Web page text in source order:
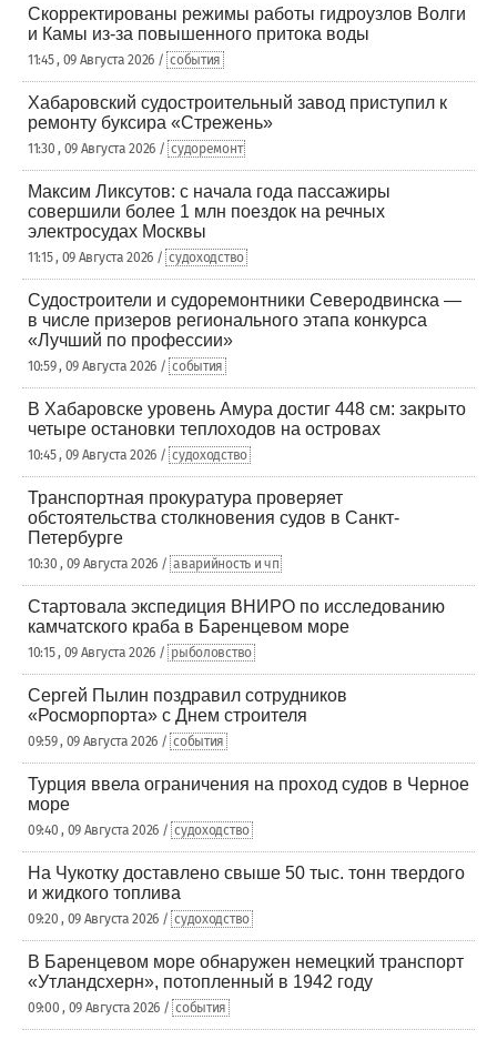
Скорректированы режимы работы гидроузлов Волги
и Камы из-за повышенного притока воды
11:45 , 09 Августа 2026 / события
Хабаровский судостроительный завод приступил к
ремонту буксира «Стрежень»
11:30 , 09 Августа 2026 / судоремонт
Максим Ликсутов: с начала года пассажиры
совершили более 1 млн поездок на речных
электросудах Москвы
11:15 , 09 Августа 2026 / судоходство
Судостроители и судоремонтники Северодвинска —
в числе призеров регионального этапа конкурса
«Лучший по профессии»
10:59 , 09 Августа 2026 / события
В Хабаровске уровень Амура достиг 448 см: закрыто
четыре остановки теплоходов на островах
10:45 , 09 Августа 2026 / судоходство
Транспортная прокуратура проверяет
обстоятельства столкновения судов в Санкт-
Петербурге
10:30 , 09 Августа 2026 / аварийность и чп
Стартовала экспедиция ВНИРО по исследованию
камчатского краба в Баренцевом море
10:15 , 09 Августа 2026 / рыболовство
Сергей Пылин поздравил сотрудников
«Росморпорта» с Днем строителя
09:59 , 09 Августа 2026 / события
Турция ввела ограничения на проход судов в Черное
море
09:40 , 09 Августа 2026 / судоходство
На Чукотку доставлено свыше 50 тыс. тонн твердого
и жидкого топлива
09:20 , 09 Августа 2026 / судоходство
В Баренцевом море обнаружен немецкий транспорт
«Утландсхерн», потопленный в 1942 году
09:00 , 09 Августа 2026 / события